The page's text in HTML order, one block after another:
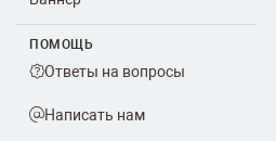
ПОМОЩЬ
Ответы на вопросы
Написать нам